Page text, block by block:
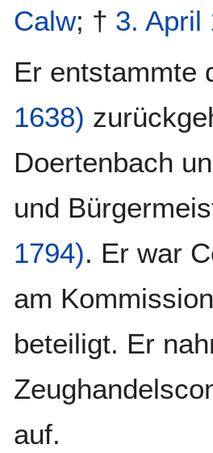
Calw; † 3. April
Er entstammte
1638)
Doertenbach
und
1794). Er war
am
beteiligt. Er
auf.